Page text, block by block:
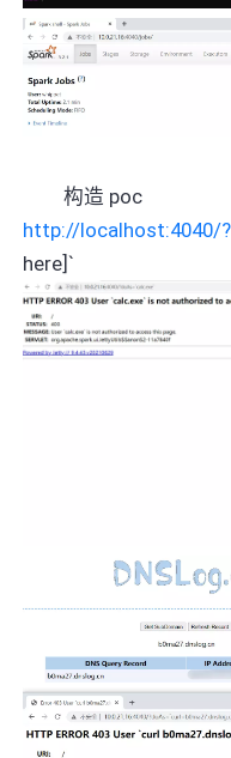
构造 poc
http://localhost:4040/
here]`